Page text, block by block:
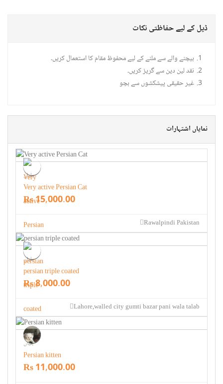
ڈیل کے لیے حفاظتی نکات
بیچنے والے سے ملنے کے لیے محفوظ مقام کا استعمال کریں۔
نقد لین دین سے گریز کریں۔
غیر حقیقی پیشکشوں سے بچو
نمایاں اشتہارات
بلیاں
Very active Persian Cat
Rs 15,000.00
Rawalpindi Pakistan
بلیاں
persian triple coated
Rs 8,000.00
Lahore,walled city gumti bazar pani wala talab
بلیاں
Persian kitten
Rs 11,000.00